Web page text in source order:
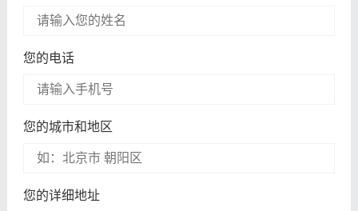
您的电话
您的城市和地区
您的详细地址